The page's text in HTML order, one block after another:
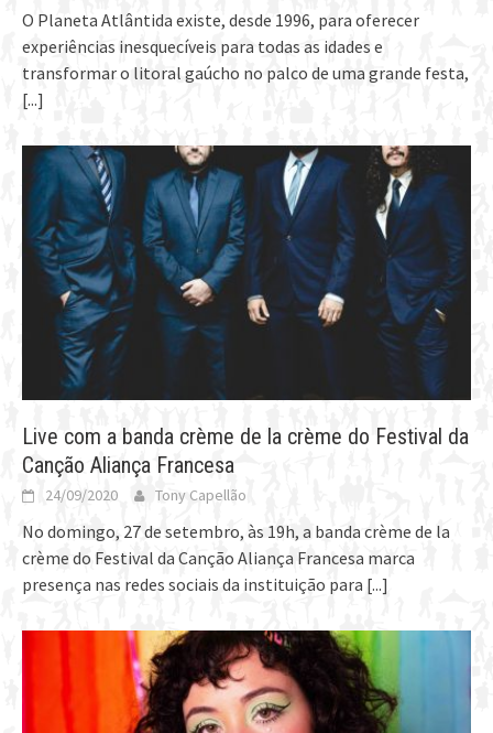
O Planeta Atlântida existe, desde 1996, para oferecer
experiências inesquecíveis para todas as idades e
transformar o litoral gaúcho no palco de uma grande festa,
[...]
Live com a banda crème de la crème do Festival da
Canção Aliança Francesa
24/09/2020 Tony Capellão
No domingo, 27 de setembro, às 19h, a banda crème de la
crème do Festival da Canção Aliança Francesa marca
presença nas redes sociais da instituição para [...]